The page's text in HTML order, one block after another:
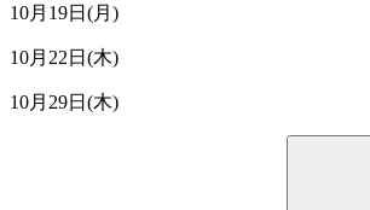
10月19日(月)
10月22日(木)
10月29日(木)